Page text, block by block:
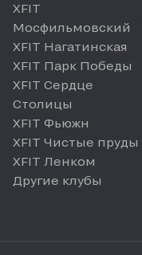
XFIT
Мосфильмовский
XFIT Нагатинская
XFIT Парк Победы
XFIT Сердце
Столицы
XFIT Фьюжн
XFIT Чистые пруды
XFIT Ленком
Другие клубы